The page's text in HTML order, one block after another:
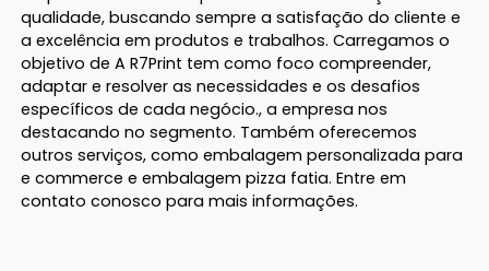
qualidade, buscando sempre a satisfação do cliente e
a excelência em produtos e trabalhos. Carregamos o
objetivo de A R7Print tem como foco compreender,
adaptar e resolver as necessidades e os desafios
específicos de cada negócio., a empresa nos
destacando no segmento. Também oferecemos
outros serviços, como embalagem personalizada para
e commerce e embalagem pizza fatia. Entre em
contato conosco para mais informações.